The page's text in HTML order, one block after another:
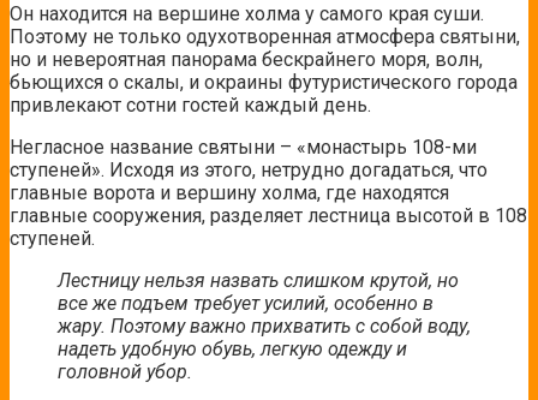
Он находится на вершине холма у самого края суши.
Поэтому не только одухотворенная атмосфера святыни,
но и невероятная панорама бескрайнего моря, волн,
бьющихся о скалы, и окраины футуристического города
привлекают сотни гостей каждый день.
Негласное название святыни – «монастырь 108-ми
ступеней». Исходя из этого, нетрудно догадаться, что
главные ворота и вершину холма, где находятся
главные сооружения, разделяет лестница высотой в 108
ступеней.
Лестницу нельзя назвать слишком крутой, но
все же подъем требует усилий, особенно в
жару. Поэтому важно прихватить с собой воду,
надеть удобную обувь, легкую одежду и
головной убор.